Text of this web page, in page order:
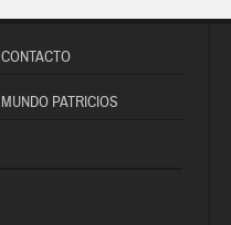
CONTACTO
MUNDO PATRICIOS